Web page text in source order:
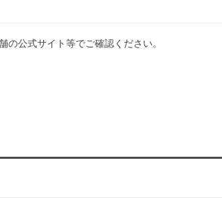
公式サイト等でご確認ください。